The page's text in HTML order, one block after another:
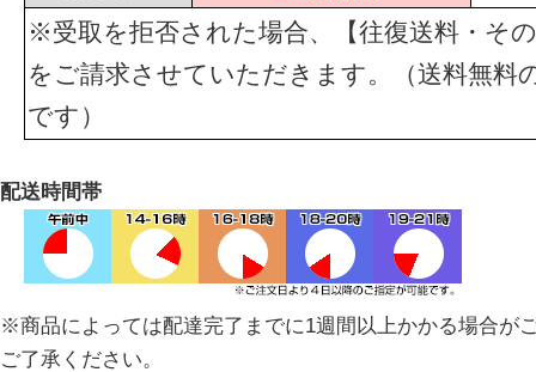
※受取を拒否された場合、【往復送料・そ
をご請求させていただきます。（送料無料
です）
配送時間帯
※商品によっては配達完了までに1週間以上かかる場合が
ご了承ください。